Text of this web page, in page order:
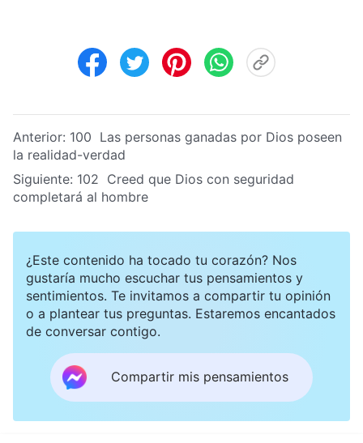
Anterior: 100 Las personas ganadas por Dios poseen
la realidad-verdad
Siguiente: 102 Creed que Dios con seguridad
completará al hombre
¿Este contenido ha tocado tu corazón? Nos
gustaría mucho escuchar tus pensamientos y
sentimientos. Te invitamos a compartir tu opinión
o a plantear tus preguntas. Estaremos encantados
de conversar contigo.
Compartir mis pensamientos